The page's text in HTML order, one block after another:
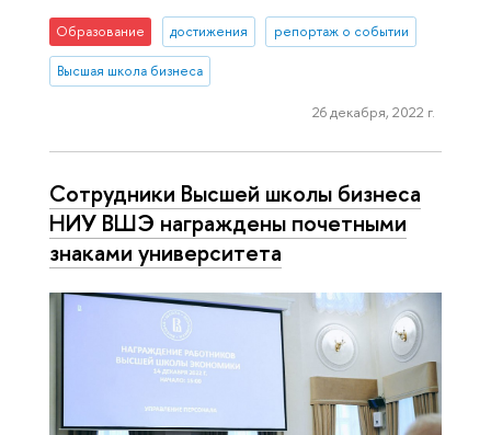
Образование достижения репортаж о событии
Высшая школа бизнеса
26 декабря, 2022 г.
Сотрудники Высшей школы бизнеса
НИУ ВШЭ награждены почетными
знаками университета